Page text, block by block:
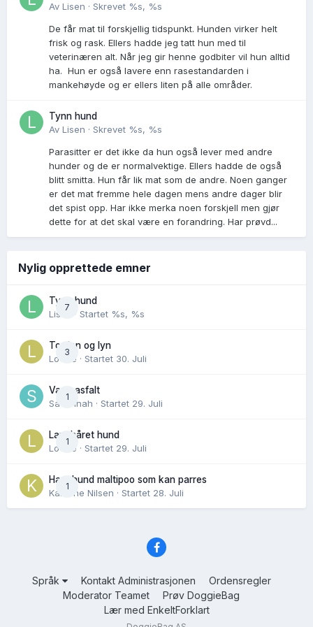
Av Lisen · Skrevet %s, %s
De får mat til forskjellig tidspunkt. Hunden virker helt
frisk og rask. Ellers hadde jeg tatt hun med til
veterinæren alt. Når jeg gir henne godbiter vil hun alltid
ha. Hun er også lavere enn rasestandarden i
mankehøyde og er ellers liten på alle områder.
Tynn hund
Av Lisen · Skrevet %s, %s
Parasitter er det ikke da hun også lever med andre
hunder og de er normalvektige. Ellers hadde de også
blitt smitta. Hun får lik mat som de andre. Noen ganger
er det mat fremme hele dagen mens andre dager blir
det spist opp. Har ikke merka noen forskjell men gjør
dette for at det skal være en forandring. Har prøvd...
Nylig opprettede emner
7
Tynn hund
Lisen
· Startet %s, %s
3
Torden og lyn
Lovise · Startet 30. Juli
1
Varm asfalt
Savannah · Startet 29. Juli
1
Langhåret hund
Lovise · Startet 29. Juli
1
Hannhund maltipoo som kan parres
Karoline Nilsen · Startet 28. Juli
Språk Kontakt Administrasjonen
Ordensregler
Moderator Teamet
Prøv DoggieBag
Lær med EnkeltForklart